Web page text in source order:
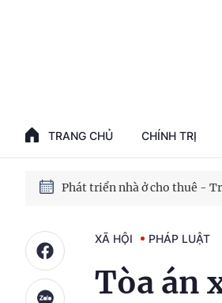
TRANG CHỦ CHÍNH TRỊ
Phát triển kinh tế nhà nước
Phát triển nhà ở cho thuê -
XÃ HỘI PHÁP LUẬT
Tòa án